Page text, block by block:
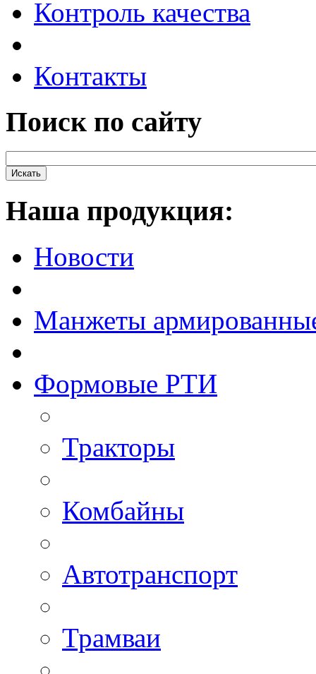
Контроль качества
Контакты
Поиск по сайту
Наша продукция:
Новости
Манжеты
Формовые РТИ
Тракторы
Комбайны
Автотранспорт
Трамваи